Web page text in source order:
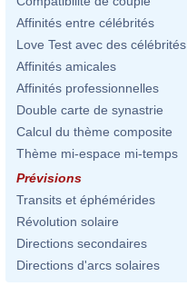
Affinités entre célébrités
Love Test avec des célébrités
Affinités amicales
Affinités professionnelles
Double carte de synastrie
Calcul du thème composite
Thème mi-espace mi-temps
Prévisions
Transits et éphémérides
Révolution solaire
Directions secondaires
Directions d'arcs solaires